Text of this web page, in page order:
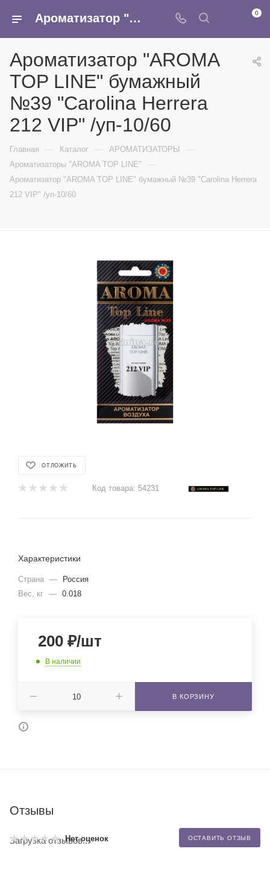
Ароматизатор "AROMA TOP LINE" бумажный №39 "Carolina Herrera 212 VIP" /уп-10/60 - купить в интернет-магазине Армина 0
Ароматизатор "AROMA
TOP LINE" бумажный
№39 "Carolina Herrera
212 VIP" /уп-10/60
Главная — Каталог — АРОМАТИЗАТОРЫ —
Ароматизаторы "AROMA TOP LINE" —
Ароматизатор "AROMA TOP LINE" бумажный №39 "Carolina Herrera
212 VIP" /уп-10/60
ОТЛОЖИТЬ
Код товара: 54231
Характеристики
Страна —
Россия
Вес, кг — 0.018
200 ₽/шт
В наличии
В КОРЗИНУ
Отзывы
Нет оценок ОСТАВИТЬ ОТЗЫВ
Загрузка отзывов...